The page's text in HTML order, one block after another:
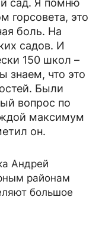
сад. Я помню
горсовета, это
боль. На
садов. И
150 школ –
знаем, что это
Были
вопрос по
максимум
он.
Андрей
районам
большое